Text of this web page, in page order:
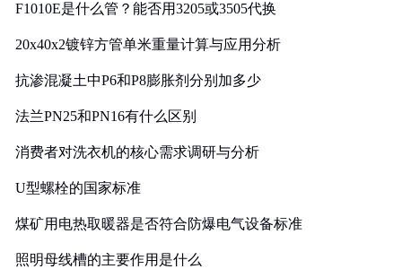
F1010E是什么管？能否用3205或3505代换
20x40x2镀锌方管单米重量计算与应用分析
抗渗混凝土中P6和P8膨胀剂分别加多少
法兰PN25和PN16有什么区别
消费者对洗衣机的核心需求调研与分析
U型螺栓的国家标准
煤矿用电热取暖器是否符合防爆电气设备标准
照明母线槽的主要作用是什么